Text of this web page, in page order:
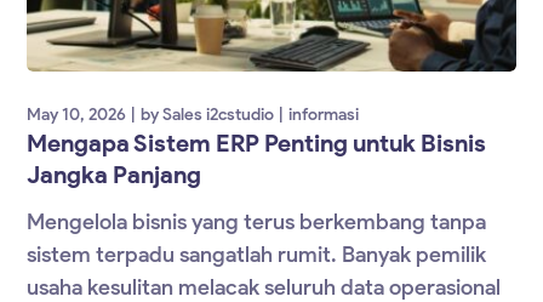
May 10, 2026 bySales i2cstudio informasi
Mengapa Sistem ERP Penting untuk Bisnis
Jangka Panjang
Mengelola bisnis yang terus berkembang tanpa
sistem terpadu sangatlah rumit. Banyak pemilik
usaha kesulitan melacak seluruh data operasional